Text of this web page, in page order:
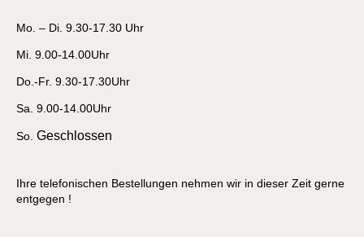
Mo. – Di. 9.30-17.30 Uhr
Mi. 9.00-14.00Uhr
Do.-Fr. 9.30-17.30Uhr
Sa. 9.00-14.00Uhr
So. Geschlossen
Ihre telefonischen Bestellungen nehmen wir in dieser Zeit gerne
entgegen !